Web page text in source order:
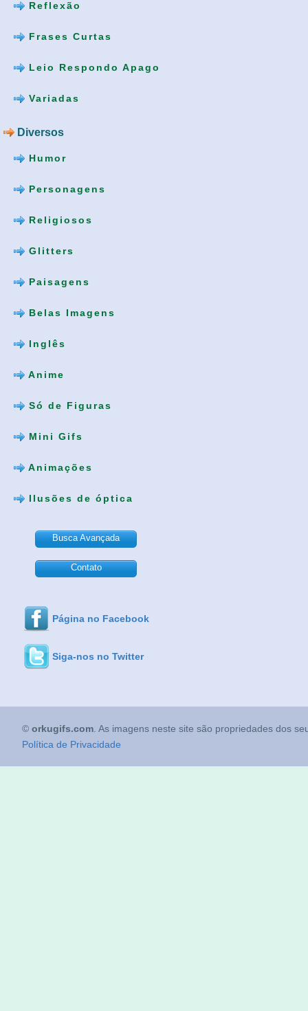
Reflexão
Frases Curtas
Leio Respondo Apago
Variadas
Diversos
Humor
Personagens
Religiosos
Glitters
Paisagens
Belas Imagens
Inglês
Anime
Só de Figuras
Mini Gifs
Animações
Ilusões de óptica
Busca Avançada
Contato
Página no Facebook
Siga-nos no Twitter
© orkugifs.com . As imagens neste site são propriedades dos
Política de Privacidade